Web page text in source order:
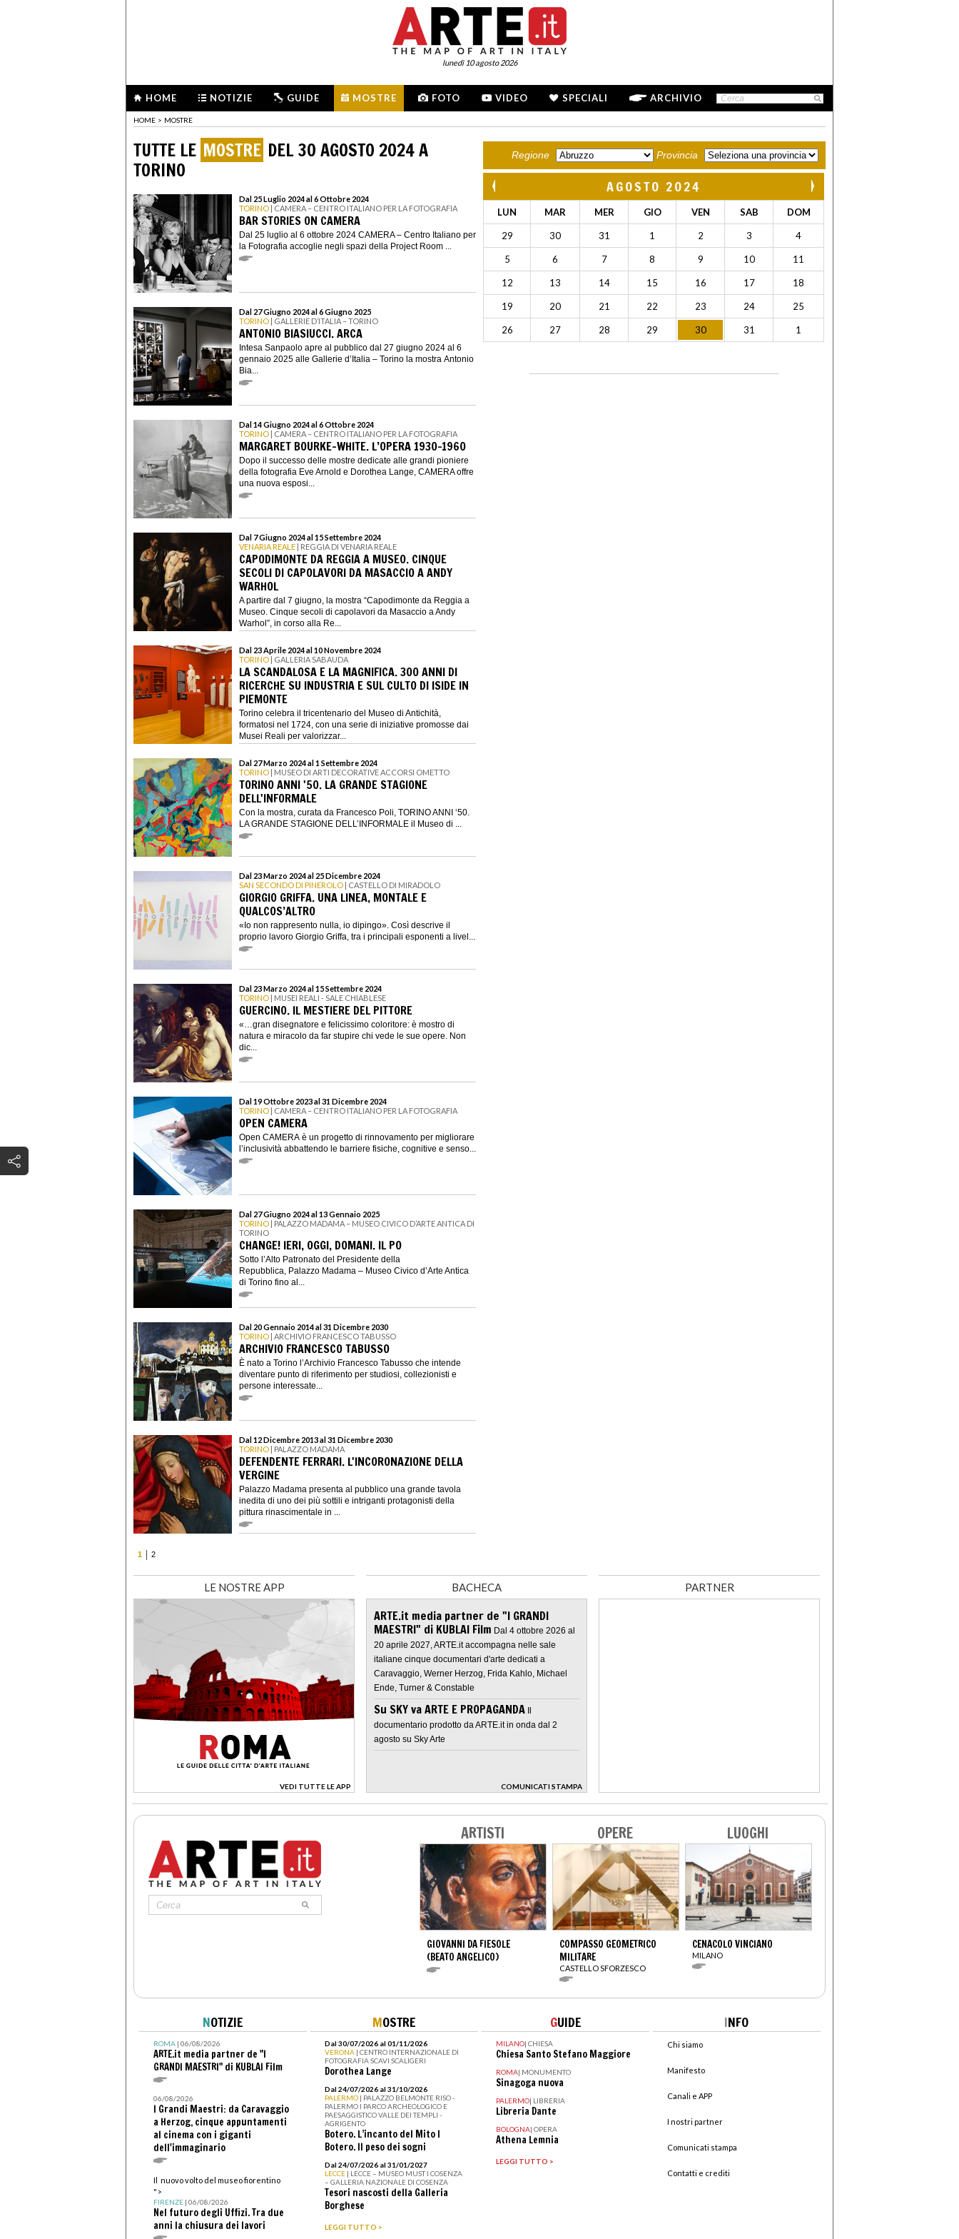
lunedì 10 agosto 2026
HOME NOTIZIE GUIDE MOSTRE FOTO VIDEO SPECIALI ARCHIVIO
HOME > MOSTRE
TUTTE LE MOSTRE DEL 30 AGOSTO 2024 A
TORINO
Dal 25 Luglio 2024 al 6 Ottobre 2024
TORINO | CAMERA – CENTRO ITALIANO PER LA FOTOGRAFIA
BAR STORIES ON CAMERA
Dal 25 luglio al 6 ottobre 2024 CAMERA – Centro Italiano per
la Fotografia accoglie negli spazi della Project Room ...
Dal 27 Giugno 2024 al 6 Giugno 2025
TORINO | GALLERIE D’ITALIA – TORINO
ANTONIO BIASIUCCI. ARCA
Intesa Sanpaolo apre al pubblico dal 27 giugno 2024 al 6
gennaio 2025 alle Gallerie d’Italia – Torino la mostra Antonio
Bia...
Dal 14 Giugno 2024 al 6 Ottobre 2024
TORINO | CAMERA – CENTRO ITALIANO PER LA FOTOGRAFIA
MARGARET BOURKE-WHITE. L’OPERA 1930-1960
Dopo il successo delle mostre dedicate alle grandi pioniere
della fotografia Eve Arnold e Dorothea Lange, CAMERA offre
una nuova esposi...
Dal 7 Giugno 2024 al 15 Settembre 2024
VENARIA REALE | REGGIA DI VENARIA REALE
CAPODIMONTE DA REGGIA A MUSEO. CINQUE
SECOLI DI CAPOLAVORI DA MASACCIO A ANDY
WARHOL
A partire dal 7 giugno, la mostra “Capodimonte da Reggia a
Museo. Cinque secoli di capolavori da Masaccio a Andy
Warhol”, in corso alla Re...
Dal 23 Aprile 2024 al 10 Novembre 2024
TORINO | GALLERIA SABAUDA
LA SCANDALOSA E LA MAGNIFICA. 300 ANNI DI
RICERCHE SU INDUSTRIA E SUL CULTO DI ISIDE IN
PIEMONTE
Torino celebra il tricentenario del Museo di Antichità,
formatosi nel 1724, con una serie di iniziative promosse dai
Musei Reali per valorizzar...
Dal 27 Marzo 2024 al 1 Settembre 2024
TORINO | MUSEO DI ARTI DECORATIVE ACCORSI OMETTO
TORINO ANNI '50. LA GRANDE STAGIONE
DELL'INFORMALE
Con la mostra, curata da Francesco Poli, TORINO ANNI ‘50.
LA GRANDE STAGIONE DELL’INFORMALE il Museo di ...
Dal 23 Marzo 2024 al 25 Dicembre 2024
SAN SECONDO DI PINEROLO | CASTELLO DI MIRADOLO
GIORGIO GRIFFA. UNA LINEA, MONTALE E
QUALCOS’ALTRO
«Io non rappresento nulla, io dipingo». Così descrive il
proprio lavoro Giorgio Griffa, tra i principali esponenti a livel...
Dal 23 Marzo 2024 al 15 Settembre 2024
TORINO | MUSEI REALI - SALE CHIABLESE
GUERCINO. IL MESTIERE DEL PITTORE
«…gran disegnatore e felicissimo coloritore: è mostro di
natura e miracolo da far stupire chi vede le sue opere. Non
dic...
Dal 19 Ottobre 2023 al 31 Dicembre 2024
TORINO | CAMERA – CENTRO ITALIANO PER LA FOTOGRAFIA
OPEN CAMERA
Open CAMERA è un progetto di rinnovamento per migliorare
l’inclusività abbattendo le barriere fisiche, cognitive e senso...
Dal 27 Giugno 2024 al 13 Gennaio 2025
TORINO | PALAZZO MADAMA – MUSEO CIVICO D’ARTE ANTICA DI
TORINO
CHANGE! IERI, OGGI, DOMANI. IL PO
Sotto l’Alto Patronato del Presidente della
Repubblica, Palazzo Madama – Museo Civico d’Arte Antica
di Torino fino al...
Dal 20 Gennaio 2014 al 31 Dicembre 2030
TORINO | ARCHIVIO FRANCESCO TABUSSO
ARCHIVIO FRANCESCO TABUSSO
È nato a Torino l’Archivio Francesco Tabusso che intende
diventare punto di riferimento per studiosi, collezionisti e
persone interessate...
Dal 12 Dicembre 2013 al 31 Dicembre 2030
TORINO | PALAZZO MADAMA
DEFENDENTE FERRARI. L'INCORONAZIONE DELLA
VERGINE
Palazzo Madama presenta al pubblico una grande tavola
inedita di uno dei più sottili e intriganti protagonisti della
pittura rinascimentale in ...
1 2
Regione Provincia
AGOSTO 2024
LUN MAR MER GIO VEN SAB DOM
29 30 31 1 2 3 4
5 6 7 8 9 10 11
12 13 14 15 16 17 18
19 20 21 22 23 24 25
26 27 28 29 30 31 1
LE NOSTRE APP
VEDI TUTTE LE APP
>
BACHECA
ARTE.it media partner de "I GRANDI
MAESTRI" di KUBLAI Film Dal 4 ottobre 2026 al
20 aprile 2027, ARTE.it accompagna nelle sale
italiane cinque documentari d'arte dedicati a
Caravaggio, Werner Herzog, Frida Kahlo, Michael
Ende, Turner & Constable
Su SKY va ARTE E PROPAGANDA
documentario prodotto da ARTE.it in onda dal 2
agosto su Sky Arte
COMUNICATI STAMPA
>
PARTNER
ARTISTI
GIOVANNI DA FIESOLE
(BEATO ANGELICO)
OPERE
COMPASSO GEOMETRICO
MILITARE
CASTELLO SFORZESCO
LUOGHI
CENACOLO VINCIANO
MILANO
NOTIZIE
ROMA| 06/08/2026
ARTE.it media partner de "I
GRANDI MAESTRI" di KUBLAI Film
06/08/2026
I Grandi Maestri: da Caravaggio
a Herzog, cinque appuntamenti
al cinema con i giganti
dell'immaginario
Il nuovo volto del museo fiorentino
">
FIRENZE| 06/08/2026
Nel futuro degli Uffizi. Tra due
anni la chiusura dei lavori
MOSTRE
Dal 30/07/2026 al 01/11/2026
VERONA | CENTRO INTERNAZIONALE DI
FOTOGRAFIA SCAVI SCALIGERI
Dorothea Lange
Dal 24/07/2026 al 31/10/2026
PALERMO | PALAZZO BELMONTE RISO -
PALERMO I PARCO ARCHEOLOGICO E
PAESAGGISTICO VALLE DEI TEMPLI -
AGRIGENTO
Botero. L’incanto del Mito I
Botero. Il peso dei sogni
Dal 24/07/2026 al 31/01/2027
LECCE | LECCE – MUSEO MUST I COSENZA
– GALLERIA NAZIONALE DI COSENZA
Tesori nascosti della Galleria
Borghese
LEGGI TUTTO >
GUIDE
MILANO| CHIESA
Chiesa Santo Stefano Maggiore
ROMA| MONUMENTO
Sinagoga nuova
PALERMO| LIBRERIA
Libreria Dante
BOLOGNA| OPERA
Athena Lemnia
LEGGI TUTTO >
INFO
Chi siamo
Manifesto
Canali e APP
I nostri partner
Comunicati stampa
Contatti e crediti